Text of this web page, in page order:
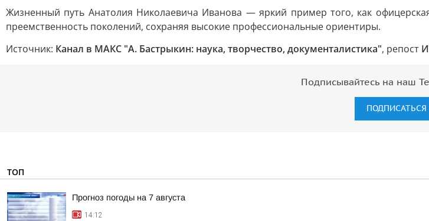
Жизненный путь Анатолия Николаевича Иванова — яркий пример того, как
преемственность поколений, сохраняя высокие профессиональные ориентиры.
Источник: Канал в МАКС "А. Бастрыкин: наука, творчество, документалистика", репост
Подписывайтесь на наш
ПОДПИСАТЬСЯ
ТОП
Прогноз погоды на 7 августа
14:12